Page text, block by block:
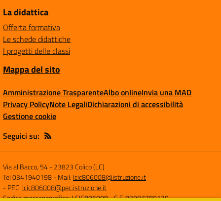
La didattica
Offerta formativa
Le schede didattiche
I progetti delle classi
Mappa del sito
Amministrazione TrasparenteAlbo onlineInvia una MAD
Privacy PolicyNote LegaliDichiarazioni di accessibilità
Gestione cookie
Seguici su:
Via al Bacco, 54-23823 Colico (LC)
Tel 0341940198- Mail: lcic806008@istruzione.it
- PEC: lcic806008@pec.istruzione.it
Codice meccanografico: LCIC806008- C.F. 83007780139